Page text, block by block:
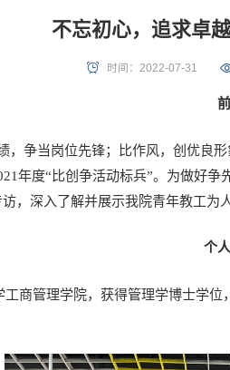
不忘初心，追求卓
时间：2022-07-31
，争当岗位先锋；比作风，创优良
年度“比创争活动标兵”。为做好
，深入了解并展示我院青年教工为
个
商管理学院，获得管理学博士学